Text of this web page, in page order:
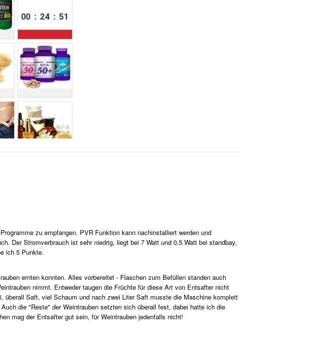
zu empfangen. PVR Funktion kann nachinstalliert werden und
Der Stromverbrauch ist sehr niedrig, liegt bei 7 Watt und 0,5 Watt bei standbay,
ich 5 Punkte.
ernten konnten. Alles vorbereitet - Flaschen zum Befüllen standen auch
nimmt. Entweder taugen die Früchte für diese Art von Entsafter nicht
Saft, viel Schaum und nach zwei Liter Saft musste die Maschine komplett
die "Reste" der Weintrauben setzten sich überall fest, dabei hatte ich die
mag der Entsafter gut sein, für Weintrauben jedenfalls nicht!